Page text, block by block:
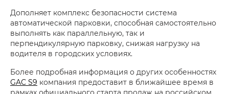
Дополняет комплекс безопасности система
автоматической парковки, способная самостоятельно
выполнять как параллельную, так и
перпендикулярную парковку, снижая нагрузку на
водителя в городских условиях.
Более подробная информация о других особенностях
GAC S9 компания предоставит в ближайшее время в